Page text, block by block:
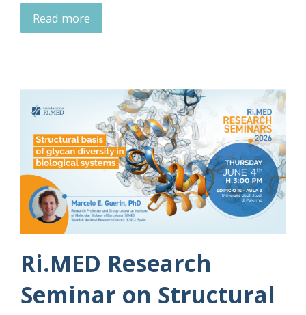
Read more
Ri.MED Research
Seminar on Structural